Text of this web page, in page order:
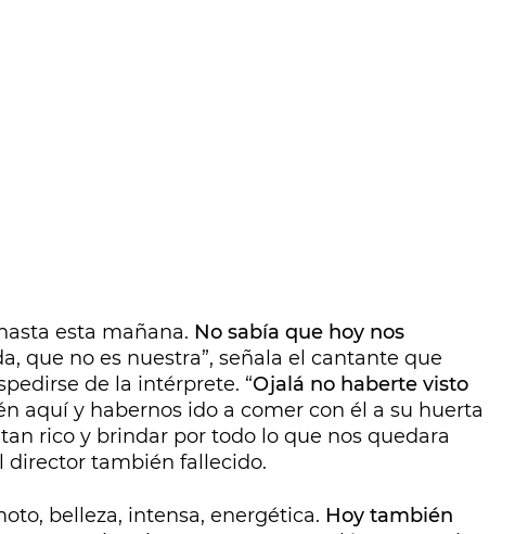
esta mañana. No sabía que hoy nos
que no es nuestra”, señala el cantante que
de la intérprete. “Ojalá no haberte visto
aquí y habernos ido a comer con él a su huerta
rico y brindar por todo lo que nos quedara
director también fallecido.
belleza, intensa, energética. Hoy también